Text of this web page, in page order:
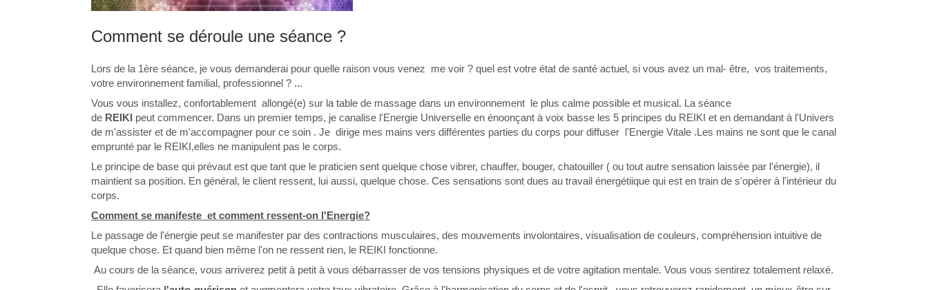
Comment se déroule une séance ?
Lors de la 1ère séance, je vous demanderai pour quelle raison vous venez me voir ? quel est votre état de santé actuel, si vous avez un mal- être, vos traitements,
votre environnement familial, professionnel ? ...
Vous vous installez, confortablement allongé(e) sur la table de massage dans un environnement le plus calme possible et musical. La séance
de REIKI peut commencer. Dans un premier temps, je canalise l'Energie Universelle en énoonçant à voix basse les 5 principes du REIKI et en demandant à l'Univers
de m'assister et de m'accompagner pour ce soin . Je dirige mes mains vers différentes parties du corps pour diffuser l'Energie Vitale .Les mains ne sont que le canal
emprunté par le REIKI,elles ne manipulent pas le corps.
Le principe de base qui prévaut est que tant que le praticien sent quelque chose vibrer, chauffer, bouger, chatouiller ( ou tout autre sensation laissée par l'énergie), il
maintient sa position. En général, le client ressent, lui aussi, quelque chose. Ces sensations sont dues au travail énergétiique qui est en train de s'opérer à l'intérieur du
corps.
Comment se manifeste et comment ressent-on l'Energie?
Le passage de l'énergie peut se manifester par des contractions musculaires, des mouvements involontaires, visualisation de couleurs, compréhension intuitive de
quelque chose. Et quand bien même l'on ne ressent rien, le REIKI fonctionne.
Au cours de la séance, vous arriverez petit à petit à vous débarrasser de vos tensions physiques et de votre agitation mentale. Vous vous sentirez totalement relaxé.